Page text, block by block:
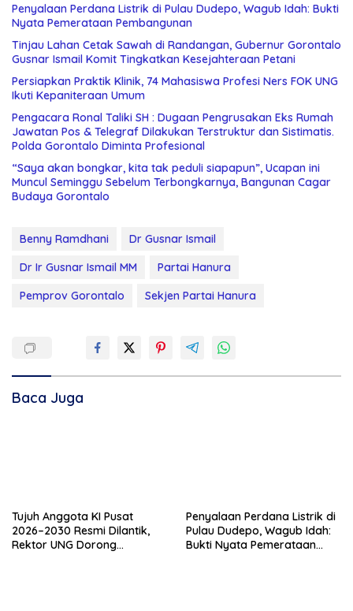
Penyalaan Perdana Listrik di Pulau Dudepo, Wagub Idah: Bukti
Nyata Pemerataan Pembangunan
Tinjau Lahan Cetak Sawah di Randangan, Gubernur Gorontalo
Gusnar Ismail Komit Tingkatkan Kesejahteraan Petani
Persiapkan Praktik Klinik, 74 Mahasiswa Profesi Ners FOK UNG
Ikuti Kepaniteraan Umum
Pengacara Ronal Taliki SH : Dugaan Pengrusakan Eks Rumah
Jawatan Pos & Telegraf Dilakukan Terstruktur dan Sistimatis.
Polda Gorontalo Diminta Profesional
“Saya akan bongkar, kita tak peduli siapapun”, Ucapan ini
Muncul Seminggu Sebelum Terbongkarnya, Bangunan Cagar
Budaya Gorontalo
Benny Ramdhani
Dr Gusnar Ismail
Dr Ir Gusnar Ismail MM
Partai Hanura
Pemprov Gorontalo
Sekjen Partai Hanura
Baca Juga
Tujuh Anggota KI Pusat
2026–2030 Resmi Dilantik,
Rektor UNG Dorong
Penyalaan Perdana Listrik di
Pulau Dudepo, Wagub Idah:
Bukti Nyata Pemerataan